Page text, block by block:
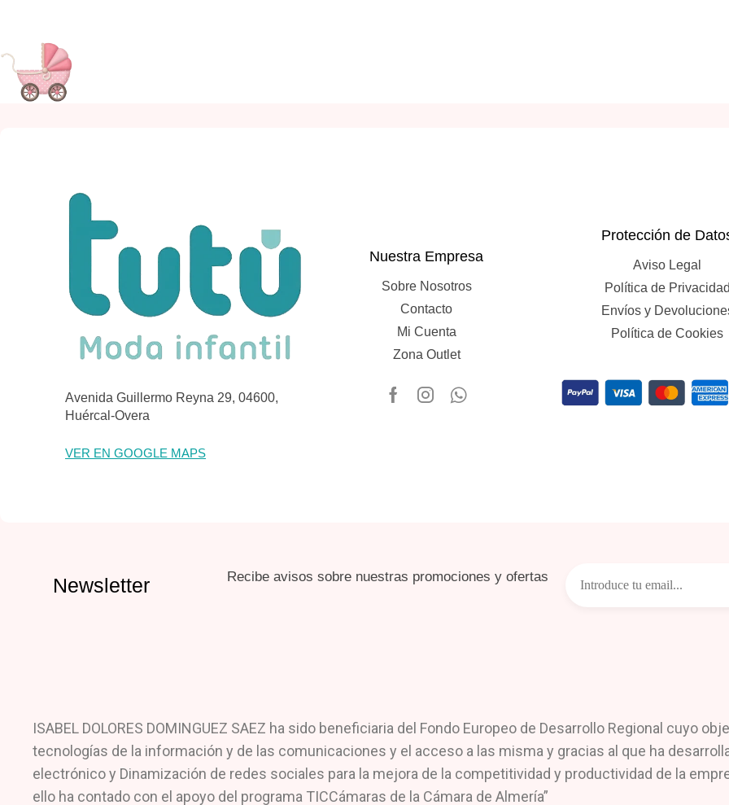
Avenida Guillermo Reyna 29, 04600,
Huércal-Overa
VER EN GOOGLE MAPS
Nuestra Empresa
Sobre Nosotros
Contacto
Mi Cuenta
Zona Outlet
Protección de
Aviso Legal
Política de
Envíos y
Política de Cookies
Newsletter Recibe avisos sobre nuestras promociones y ofertas
ISABEL DOLORES DOMINGUEZ SAEZ ha sido beneficiaria del Fondo Europeo de Desarrollo Regional cuyo
tecnologías de la información y de las comunicaciones y el acceso a las misma y gracias al que ha
electrónico y Dinamización de redes sociales para la mejora de la competitividad y productividad de la
ello ha contado con el apoyo del programa TICCámaras de la Cámara de Almería”